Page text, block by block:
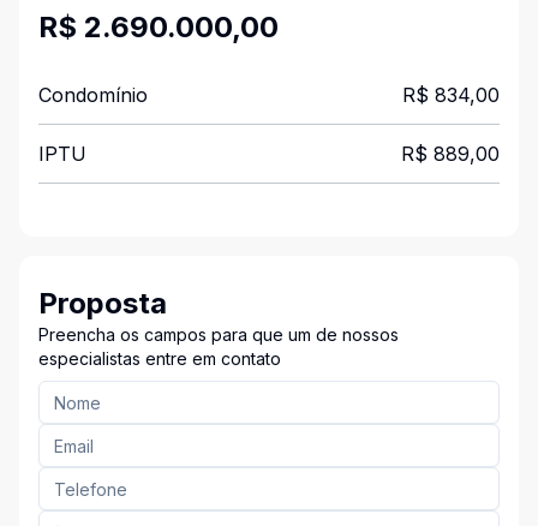
R$ 2.690.000,00
Condomínio R$ 834,00
IPTU R$ 889,00
Proposta
Preencha os campos para que um de nossos
especialistas entre em contato